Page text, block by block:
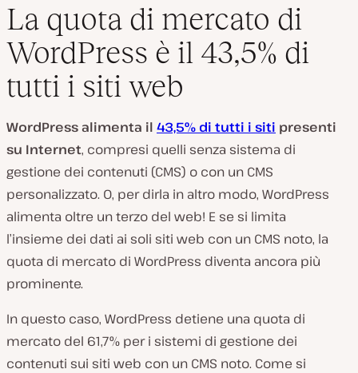
La quota di mercato di
WordPress è il 43,5% di
tutti i siti web
WordPress alimenta il 43,5% di tutti i siti presenti
su Internet, compresi quelli senza sistema di
gestione dei contenuti (CMS) o con un CMS
personalizzato. O, per dirla in altro modo, WordPress
alimenta oltre un terzo del web! E se si limita
l’insieme dei dati ai soli siti web con un CMS noto, la
quota di mercato di WordPress diventa ancora più
prominente.
In questo caso, WordPress detiene una quota di
mercato del 61,7% per i sistemi di gestione dei
contenuti sui siti web con un CMS noto. Come si